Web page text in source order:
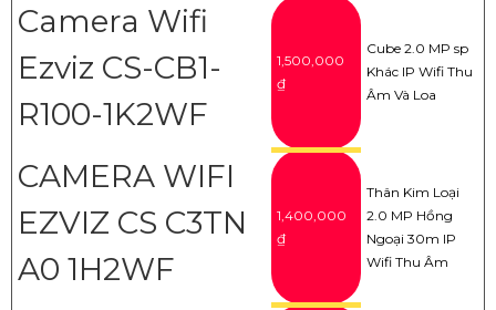
Camera Wifi
Ezviz CS-CB1-
R100-1K2WF
1,500,000
₫
Cube 2.0 MP sp
Khác IP Wifi Thu
Âm Và Loa
CAMERA WIFI
EZVIZ CS C3TN
A0 1H2WF
1,400,000
₫
Thân Kim Loại
2.0 MP Hồng
Ngoại 30m IP
Wifi Thu Âm